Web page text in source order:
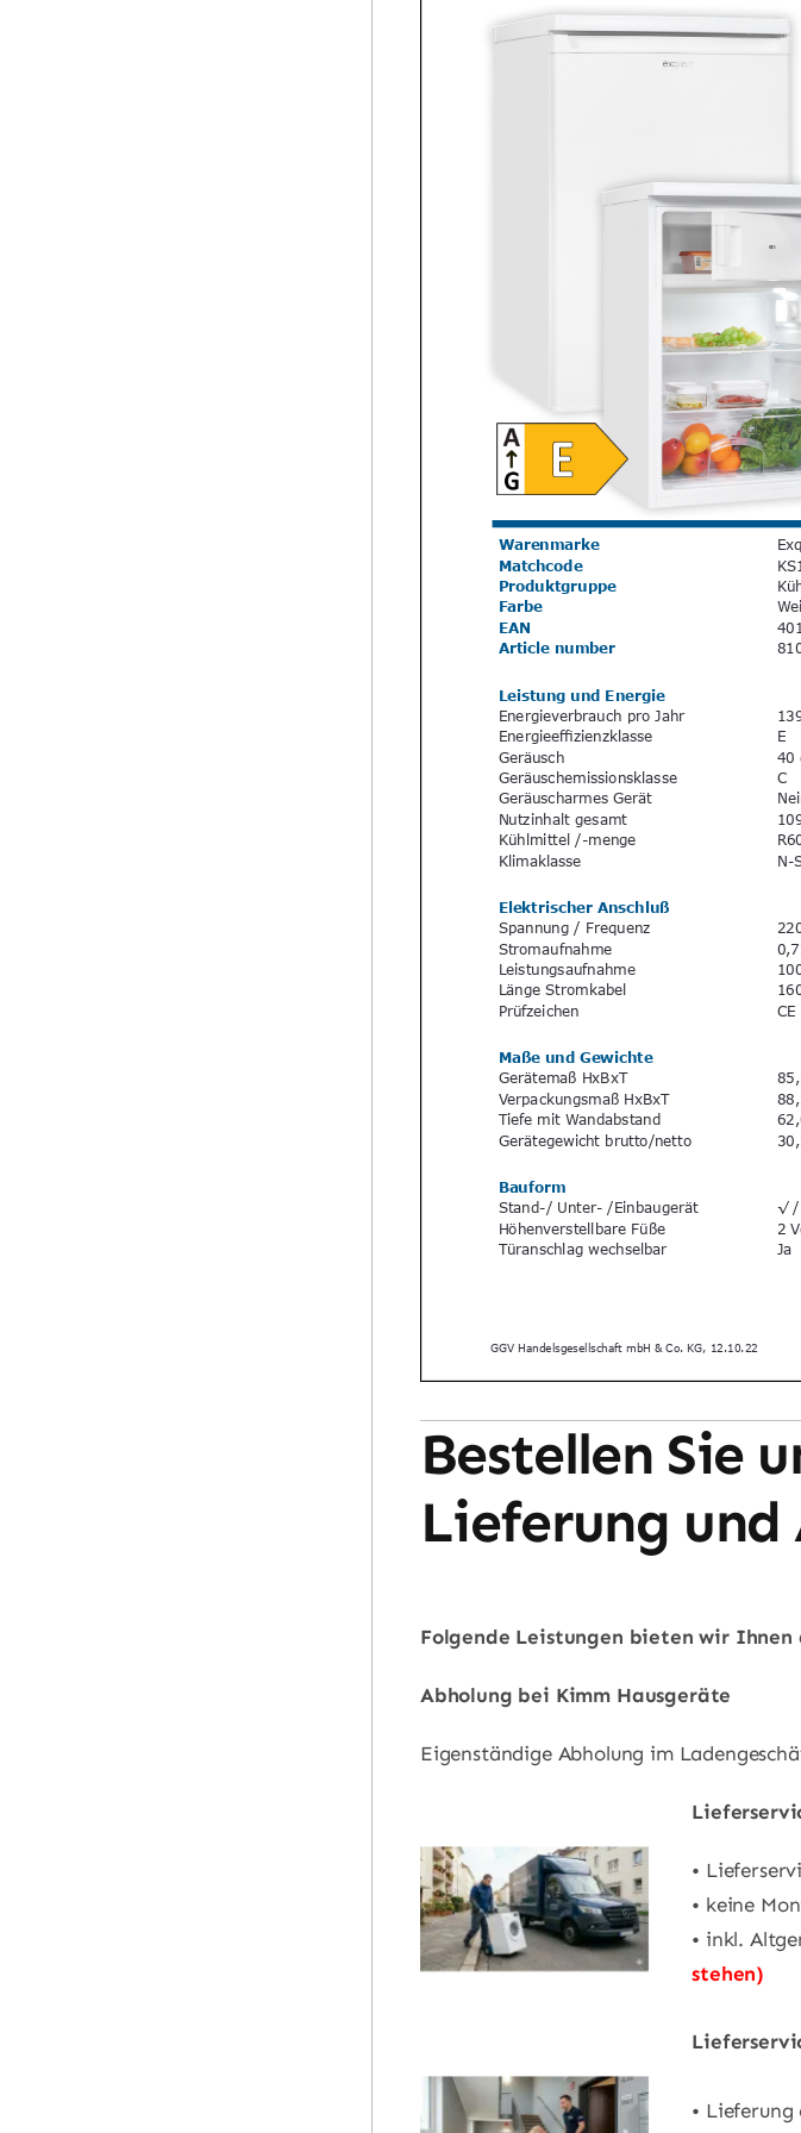
Bestellen Sie
Lieferung und
Folgende Leistungen bieten wir Ihnen
Abholung bei Kimm Hausgeräte
Eigenständige Abholung im
•
• keine
• inkl.
stehen)
• Lieferung